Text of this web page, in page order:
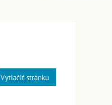
Vytlačiť stránku